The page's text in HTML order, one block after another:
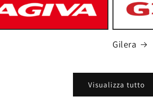
Gilera
Visualizza tutto